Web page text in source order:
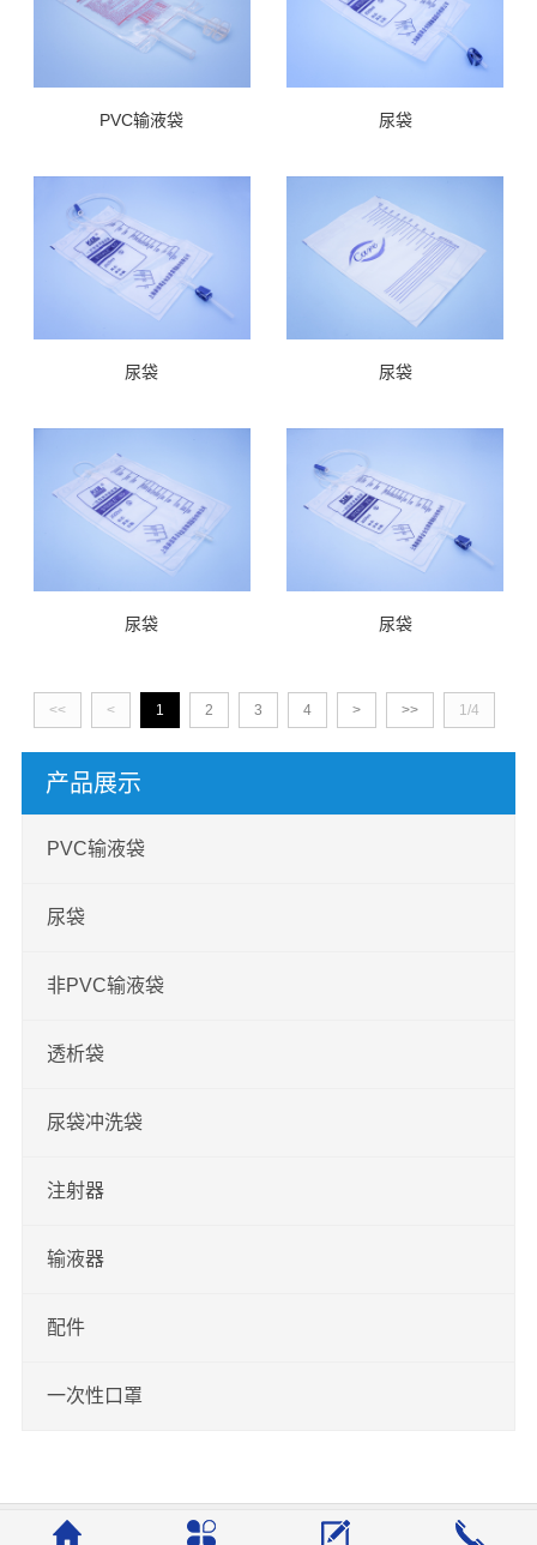
PVC输液袋 尿袋
尿袋 尿袋
尿袋 尿袋
<< < 1 2 3 4 > >> 1/4
产品展示
PVC输液袋
尿袋
非PVC输液袋
透析袋
尿袋冲洗袋
注射器
输液器
配件
一次性口罩
Copyright © 2022 All rights reserved. 常州市绿英医疗器械有限公